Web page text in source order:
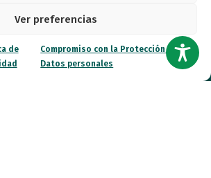
Ver preferencias
de
Compromiso con la Protección de
Datos personales